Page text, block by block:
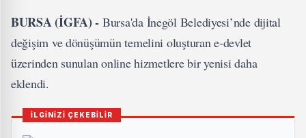
BURSA (İGFA) - Bursa'da İnegöl Belediyesi’nde dijital
değişim ve dönüşümün temelini oluşturan e-devlet
üzerinden sunulan online hizmetlere bir yenisi daha
eklendi.
İLGİNİZİ ÇEKEBİLİR